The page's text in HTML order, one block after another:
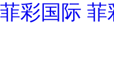
菲彩国际 菲